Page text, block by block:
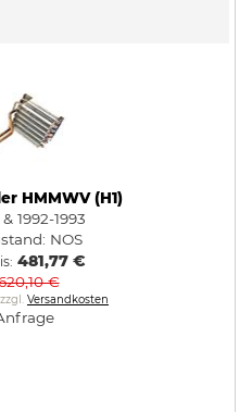
HMMWV (H1)
1992-1993
NOS
481,77 €
€
zzgl. Versandkosten